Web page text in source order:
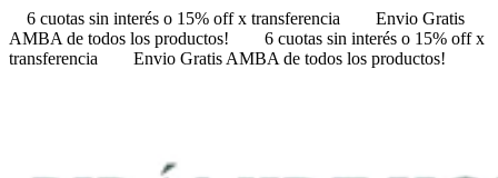
6 cuotas sin interés o 15% off x transferencia
Envio Gratis
AMBA de todos los productos!
6 cuotas sin interés o 15% off x
transferencia
Envio Gratis AMBA de todos los productos!